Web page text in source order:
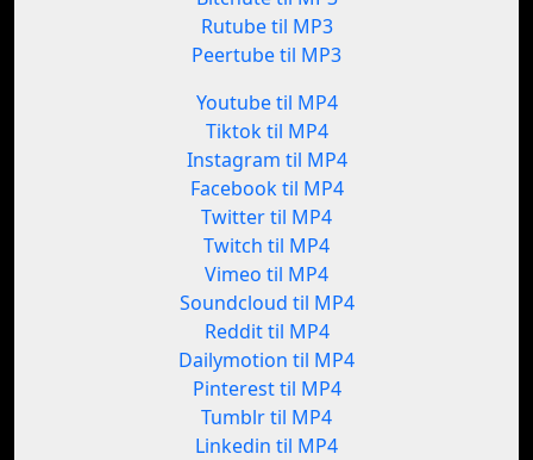
Rutube til MP3
Peertube til MP3
Youtube til MP4
Tiktok til MP4
Instagram til MP4
Facebook til MP4
Twitter til MP4
Twitch til MP4
Vimeo til MP4
Soundcloud til MP4
Reddit til MP4
Dailymotion til MP4
Pinterest til MP4
Tumblr til MP4
Linkedin til MP4